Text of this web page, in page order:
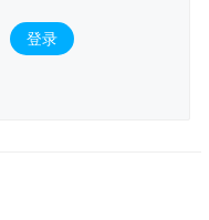
登录 。